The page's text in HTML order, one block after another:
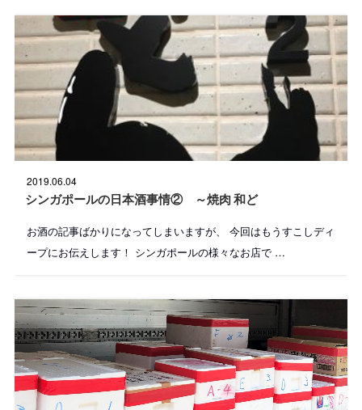
投
稿
日
:
2019.06.04
シンガポールの日本酒事情② ～焼肉 和ど
お酒の記事ばかりになってしまいますが、 今回はもうすこしディ
ープにお伝えします！ シンガポールの様々なお店で …